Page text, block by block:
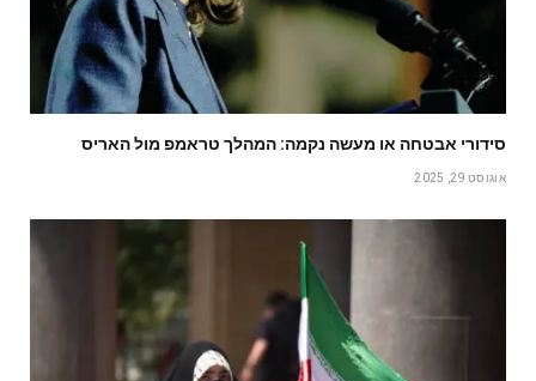
סידורי אבטחה או מעשה נקמה: המהלך טראמפ מול האריס
אוגוסט 29, 2025